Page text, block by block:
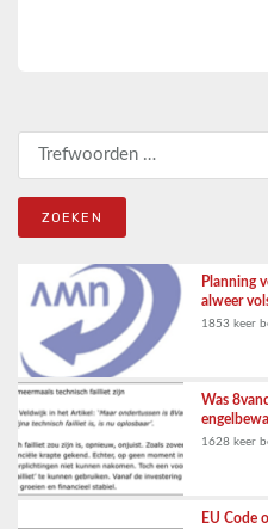
Zoeken naar:
Planning
alweer
1853 keer
Was
1628 keer
EU Code